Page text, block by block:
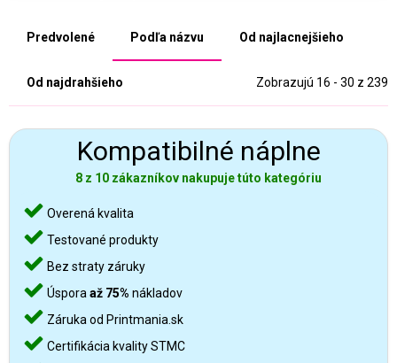
Predvolené Podľa názvu Od najlacnejšieho
Od najdrahšieho Zobrazujú 16 - 30 z 239
Kompatibilné náplne
8 z 10 zákazníkov nakupuje túto kategóriu
Overená kvalita
Testované produkty
Bez straty záruky
Úspora až 75% nákladov
Záruka od Printmania.sk
Certifikácia kvality STMC